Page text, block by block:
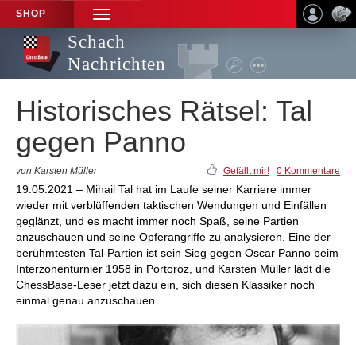
SHOP
TOGGLE
NAVIGATION
Schach
Nachrichten
Historisches Rätsel: Tal
gegen Panno
von Karsten Müller Gefällt mir! 0 Kommentare
19.05.2021 – Mihail Tal hat im Laufe seiner Karriere immer
wieder mit verblüffenden taktischen Wendungen und Einfällen
geglänzt, und es macht immer noch Spaß, seine Partien
anzuschauen und seine Opferangriffe zu analysieren. Eine der
berühmtesten Tal-Partien ist sein Sieg gegen Oscar Panno beim
Interzonenturnier 1958 in Portoroz, und Karsten Müller lädt die
ChessBase-Leser jetzt dazu ein, sich diesen Klassiker noch
einmal genau anzuschauen.